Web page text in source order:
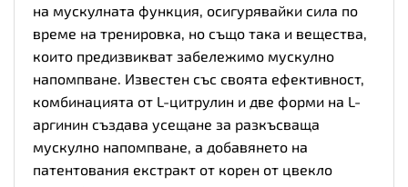
на мускулната функция, осигурявайки сила по
време на тренировка, но също така и вещества,
които предизвикват забележимо мускулно
напомпване. Известен със своята ефективност,
комбинацията от L-цитрулин и две форми на L-
аргинин създава усещане за разкъсваща
мускулно напомпване, а добавянето на
патентования екстракт от корен от цвекло